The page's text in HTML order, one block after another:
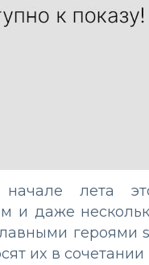
лета
и даже
их в